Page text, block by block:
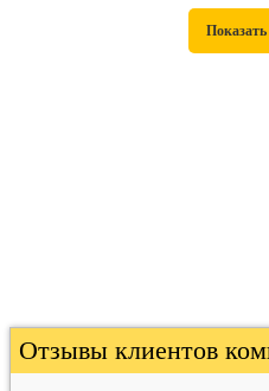
Отзывы клиентов